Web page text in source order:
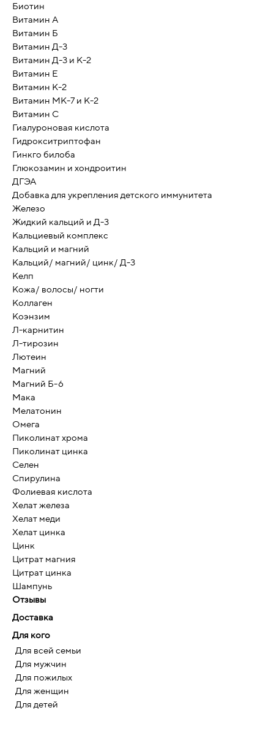
Биотин
Витамин А
Витамин Б
Витамин Д-3
Витамин Д-3 и К-2
Витамин Е
Витамин К-2
Витамин МК-7 и К-2
Витамин С
Гиалуроновая кислота
Гидрокситриптофан
Гинкго билоба
Глюкозамин и хондроитин
ДГЭА
Добавка для укрепления детского иммунитета
Железо
Жидкий кальций и Д-3
Кальциевый комплекс
Кальций и магний
Кальций/ магний/ цинк/ Д-3
Келп
Кожа/ волосы/ ногти
Коллаген
Коэнзим
Л-карнитин
Л-тирозин
Лютеин
Магний
Магний Б-6
Мака
Мелатонин
Омега
Пиколинат хрома
Пиколинат цинка
Селен
Спирулина
Фолиевая кислота
Хелат железа
Хелат меди
Хелат цинка
Цинк
Цитрат магния
Цитрат цинка
Шампунь
Отзывы
Доставка
Для кого
Для всей семьи
Для мужчин
Для пожилых
Для женщин
Для детей